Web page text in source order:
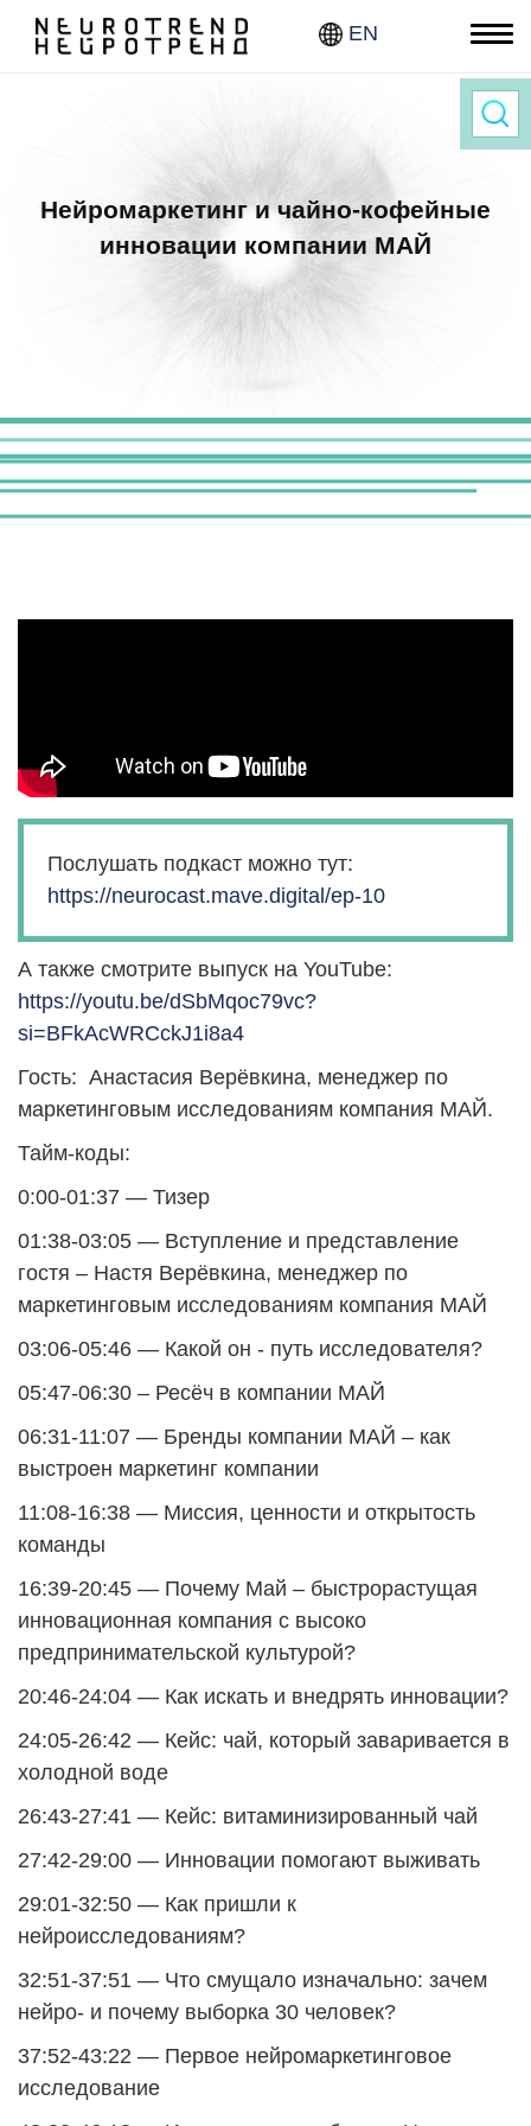
EN
Нейромаркетинг и чайно-кофейные
инновации компании МАЙ
Послушать подкаст можно тут:
https://neurocast.mave.digital/ep-10
А также смотрите выпуск на YouTube:
https://youtu.be/dSbMqoc79vc?
si=BFkAcWRCckJ1i8a4
Гость: Анастасия Верёвкина, менеджер по
маркетинговым исследованиям компания МАЙ.
Тайм-коды:
0:00-01:37 — Тизер
01:38-03:05 — Вступление и представление
гостя – Настя Верёвкина, менеджер по
маркетинговым исследованиям компания МАЙ
03:06-05:46 — Какой он - путь исследователя?
05:47-06:30 – Ресёч в компании МАЙ
06:31-11:07 — Бренды компании МАЙ – как
выстроен маркетинг компании
11:08-16:38 — Миссия, ценности и открытость
команды
16:39-20:45 — Почему Май – быстрорастущая
инновационная компания с высоко
предпринимательской культурой?
20:46-24:04 — Как искать и внедрять инновации?
24:05-26:42 — Кейс: чай, который заваривается в
холодной воде
26:43-27:41 — Кейс: витаминизированный чай
27:42-29:00 — Инновации помогают выживать
29:01-32:50 — Как пришли к
нейроисследованиям?
32:51-37:51 — Что смущало изначально: зачем
нейро- и почему выборка 30 человек?
37:52-43:22 — Первое нейромаркетинговое
исследование